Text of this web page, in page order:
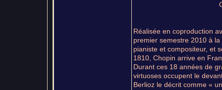
Réalisée en coproduction
premier semestre 2010 à
pianiste et compositeur, et
1810, Chopin arrive en
Durant ces 18 années de
virtuoses occupent le
Berlioz le décrit comme «